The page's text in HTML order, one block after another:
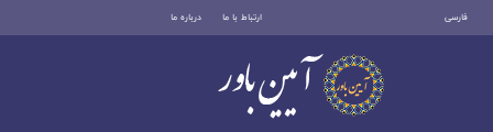
فارسی ارتباط با ما درباره ما